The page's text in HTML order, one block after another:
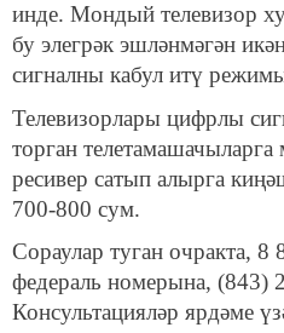
инде. Мондый телевизор
бу элегрәк эшләнмәгән
сигналны кабул итү
Телевизорлары цифрлы
торган телетамашачыларга
ресивер сатып алырга
700-800 сум.
Сораулар туган очракта,
федераль номерына, (843)
Консультацияләр ярдәме